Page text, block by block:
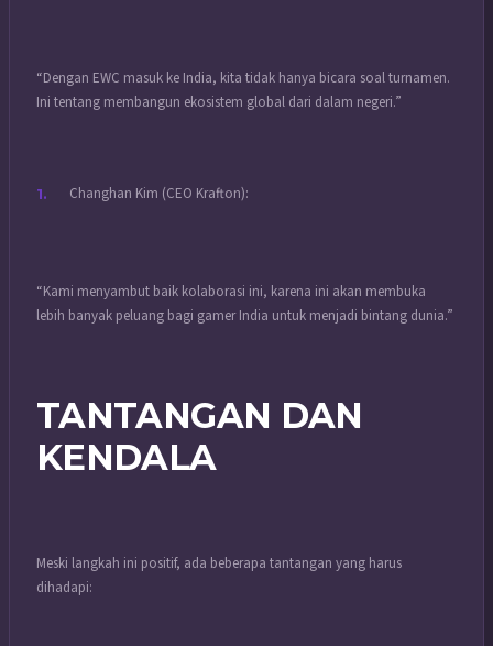
“Dengan EWC masuk ke India, kita tidak hanya bicara soal turnamen.
Ini tentang membangun ekosistem global dari dalam negeri.”
Changhan Kim (CEO Krafton):
“Kami menyambut baik kolaborasi ini, karena ini akan membuka
lebih banyak peluang bagi gamer India untuk menjadi bintang dunia.”
TANTANGAN DAN
KENDALA
Meski langkah ini positif, ada beberapa tantangan yang harus
dihadapi: